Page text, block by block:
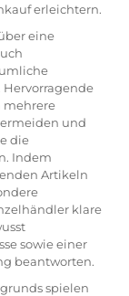
erleichtern.
eine
mehrere
und
die
Indem
Artikeln
klare
sowie einer
beantworten.
spielen